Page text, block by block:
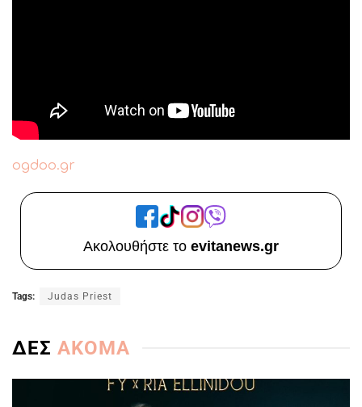
ogdoo.gr
Ακολουθήστε το evitanews.gr
Tags: Judas Priest
ΔΕΣ ΑΚΟΜΑ